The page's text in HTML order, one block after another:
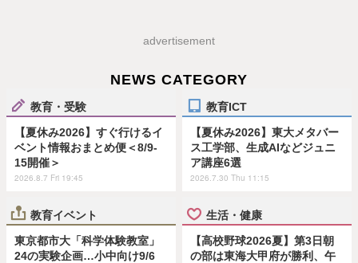
advertisement
NEWS CATEGORY
教育・受験
【夏休み2026】すぐ行けるイ
ベント情報おまとめ便＜8/9-
15開催＞
2026.8.7 Fri 19:45
教育ICT
【夏休み2026】東大メタバー
ス工学部、生成AIなどジュニ
ア講座6選
2026.7.30 Thu 11:15
教育イベント
東京都市大「科学体験教室」
24の実験企画…小中向け9/6
生活・健康
【高校野球2026夏】第3日朝
の部は東海大甲府が勝利、午